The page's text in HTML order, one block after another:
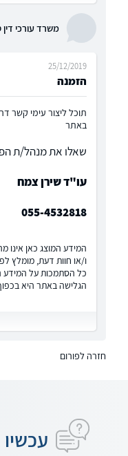
משרד עורכי דין
הזמנה
25/12/2019
תוכל ליצור עימי קשר
באתר
שאלו את מנהל/ת
עו"ד שירן צמח
055-4532818
המידע המוצג כאן אינו
ו/או חוות דעת, מומלץ
כל הסתמכות על המידע
הגלישה באתר היא
חזרה לפורום